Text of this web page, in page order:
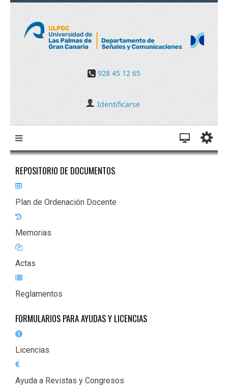
928 45 12 65
Identificarse
REPOSITORIO DE DOCUMENTOS
Plan de Ordenación Docente
Memorias
Actas
Reglamentos
FORMULARIOS PARA AYUDAS Y LICENCIAS
Licencias
Ayuda a Revistas y Congresos